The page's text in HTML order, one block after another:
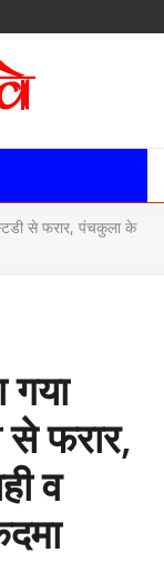
से फरार, पंचकुला के
गया
फरार,
व